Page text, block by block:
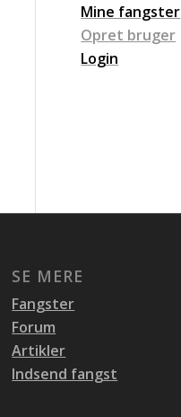
Mine fangster
Opret bruger
Login
SE MERE
Fangster
Forum
Artikler
Indsend fangst